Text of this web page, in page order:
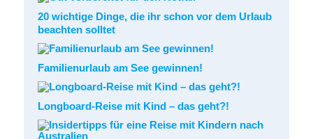
20 wichtige Dinge, die ihr schon vor dem Urlaub
beachten solltet
Familienurlaub am See gewinnen!
Longboard-Reise mit Kind – das geht?!